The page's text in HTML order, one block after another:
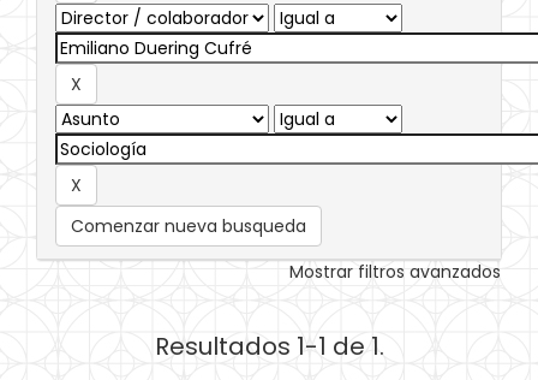
Comenzar nueva busqueda
Mostrar filtros avanzados
Resultados 1-1 de 1.